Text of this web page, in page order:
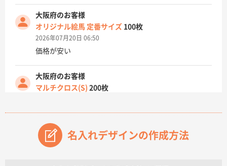
大阪府のお客様
オリジナル絵馬 定番サイズ 100枚
2026年07月20日 06:50
価格が安い
大阪府のお客様
マルチクロス(S) 200枚
原稿データ流用が可能で価格が妥当なこと
兵庫県のお客様
チケットホルダー ダブルポケット
名入れデザインの作成方法